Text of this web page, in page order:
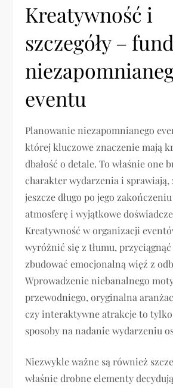
Kreatywność i
szczegóły –
eventu
Planowanie niezapomnianego
której kluczowe znaczenie mają
dbałość o detale. To właśnie one
charakter wydarzenia i sprawiają,
jeszcze długo po jego
atmosferę i wyjątkowe
Kreatywność w organizacji
wyróżnić się z tłumu, przyciągnąć
zbudować emocjonalną więź z
Wprowadzenie niebanalnego
przewodniego, oryginalna
czy interaktywne atrakcje to
sposoby na nadanie wydarzeniu
Niezwykle ważne są również
właśnie drobne elementy